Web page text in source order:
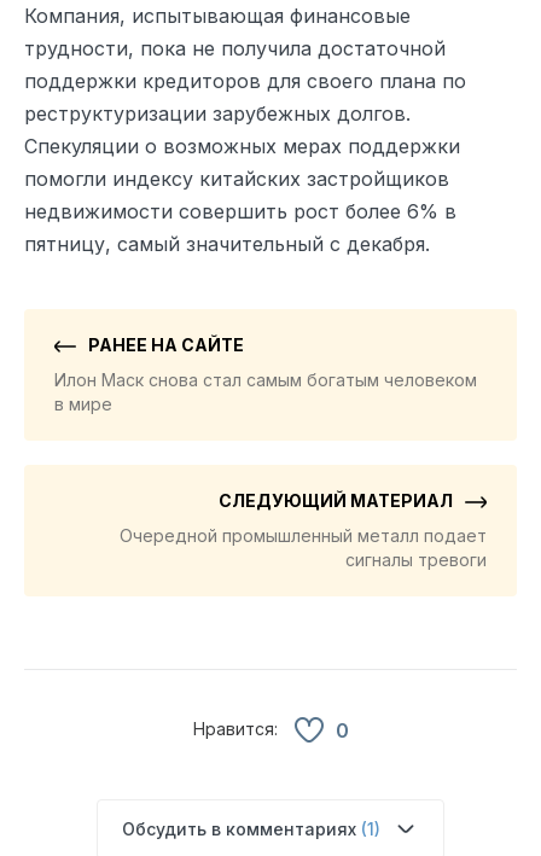
Компания, испытывающая финансовые
трудности, пока не получила достаточной
поддержки кредиторов для своего плана по
реструктуризации зарубежных долгов.
Спекуляции о возможных мерах поддержки
помогли индексу китайских застройщиков
недвижимости совершить рост более 6% в
пятницу, самый значительный с декабря.
РАНЕЕ НА САЙТЕ
Илон Маск снова стал самым богатым человеком
в мире
СЛЕДУЮЩИЙ МАТЕРИАЛ
Очередной промышленный металл подает
сигналы тревоги
Обсудить в комментариях (1)
Нравится: 0